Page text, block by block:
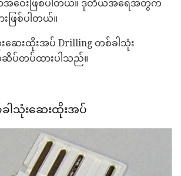
ေးဖြစ်ပါတယ်။ ဒုတိယအရေအတွက်
ြစ်ပါတယ်။
ေးထိုးအပ် Drilling တစ်ခါသုံး
ပ်တပ်ထားပါသည်။
ါသုံးဆေးထိုးအပ်